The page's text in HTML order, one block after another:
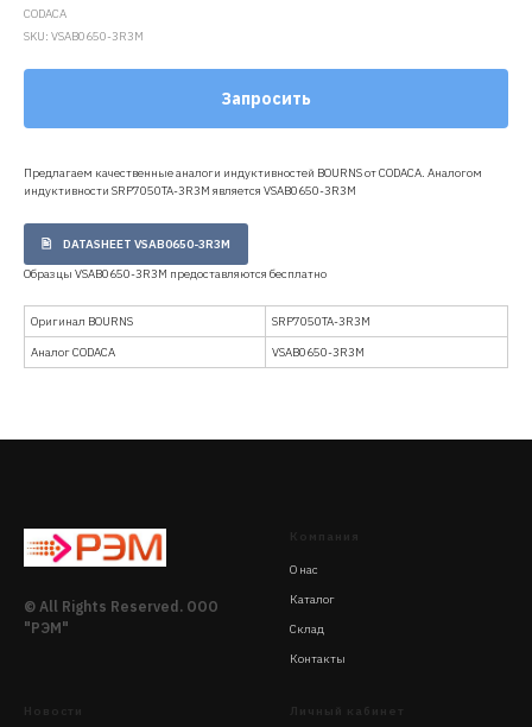
CODACA
SKU: VSAB0650-3R3M
Запросить
Предлагаем качественные аналоги индуктивностей BOURNS от CODACA. Аналогом
индуктивности SRP7050TA-3R3M является VSAB0650-3R3M
DATASHEET VSAB0650-3R3M
Образцы VSAB0650-3R3M предоставляются бесплатно
Оригинал BOURNS
SRP7050TA-3R3M
Аналог CODACA
VSAB0650-3R3M
© All Rights Reserved. ООО
"РЭМ"
Компания
О нас
Каталог
Склад
Контакты
Новости Личный кабинет